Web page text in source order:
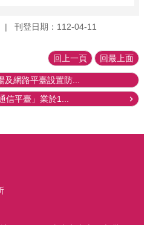
刊登日期：112-04-11
回上一頁 回最上面
及網路平臺設置防...
信平臺」業於1...